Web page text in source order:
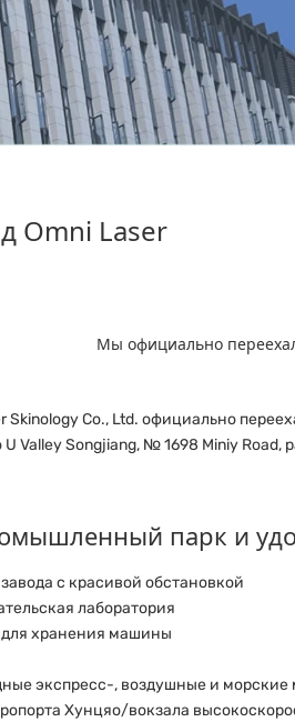
Главная Новости
Omni Laser
Мы официально
Skinology Co., Ltd. официально
Valley Songjiang, № 1698 Miniy
парк и
с красивой обстановкой
лаборатория
хранения машины
экспресс-, воздушные и морские
Хунцяо/вокзала